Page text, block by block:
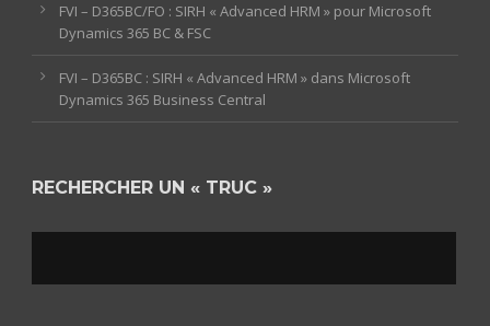
FVI – D365BC/FO : SIRH « Advanced HRM » pour Microsoft
Dynamics 365 BC & FSC
FVI – D365BC : SIRH « Advanced HRM » dans Microsoft
Dynamics 365 Business Central
RECHERCHER UN « TRUC »